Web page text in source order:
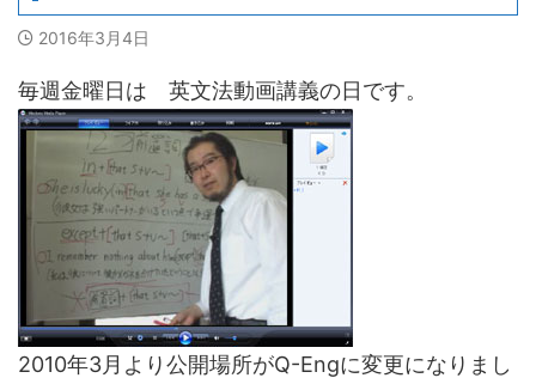
2016年3月4日
毎週金曜日は 英文法動画講義の日です。
2010年3月より公開場所がQ-Engに変更になりまし